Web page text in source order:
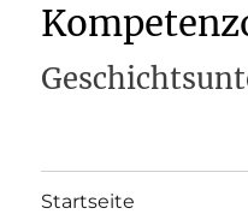
Startseite